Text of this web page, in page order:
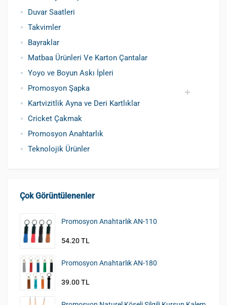
Duvar Saatleri
Takvimler
Bayraklar
Matbaa Ürünleri Ve Karton Çantalar
Yoyo ve Boyun Askı İpleri
Promosyon Şapka
Pamuklu Şapka
Polyester Şapka
Baskılı Şapka Toptan
Kartvizitlik Ayna ve Deri Kartlıklar
Cricket Çakmak
Promosyon Anahtarlık
Teknolojik Ürünler
Çok Görüntülenenler
Promosyon Anahtarlık AN-110
54.20 TL
Promosyon Anahtarlık AN-180
39.00 TL